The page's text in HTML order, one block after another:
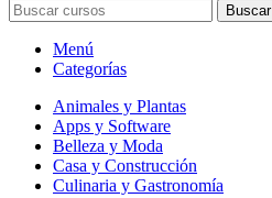
Buscar
Menú
Categorías
Animales y Plantas
Apps y Software
Belleza y Moda
Casa y Construcción
Culinaria y Gastronomía